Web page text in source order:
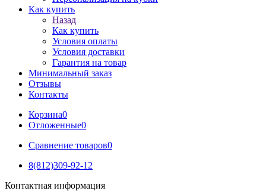
Как купить
Назад
Как купить
Условия оплаты
Условия доставки
Гарантия на товар
Минимальный заказ
Отзывы
Контакты
Корзина0
Отложенные0
Сравнение товаров0
8(812)309-92-12
Контактная информация